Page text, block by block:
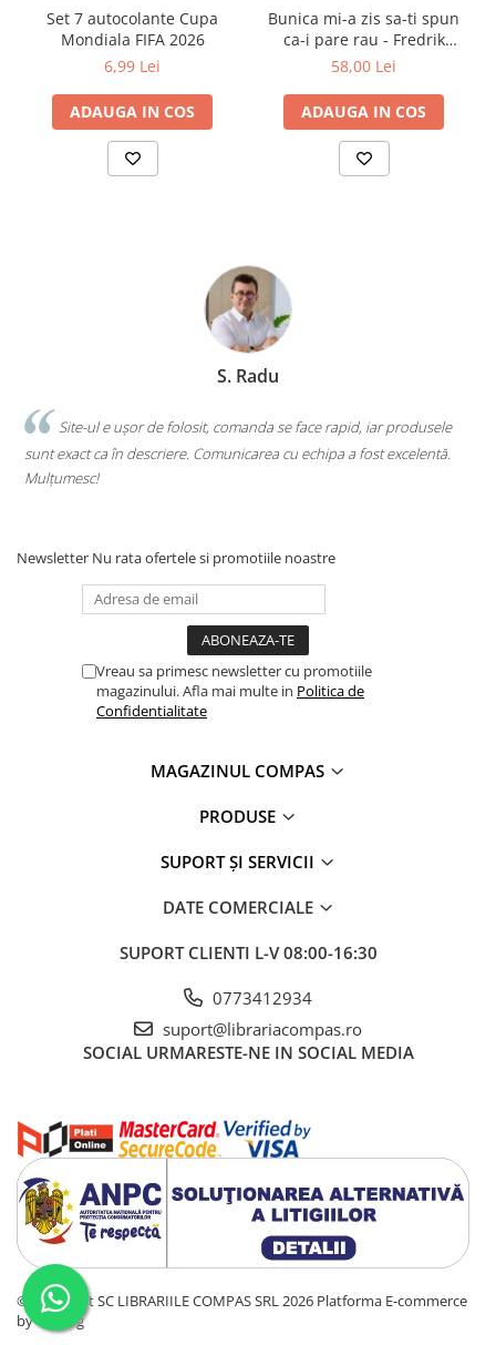
Science-fiction și fantasy
Ficțiune erotică
Ficțiune mitologică și istorică
Romane de dragoste
Poezie și teatru
Romane ilustrate
Istorie și științe sociale
Afaceri și economie
Religie și spiritualitate
Filosofie și eseuri
Limbi străine
Dicționare și ghiduri de conversație
Literatură în limbi străine
Gramatică și vocabulare
Papetărie și articole din hârtie
Registre și plannere
Cuburi din hârtie
Role casa de marcat și indigo
Birotică și accesorii birou
Organizare și arhivare
Bibliorafturi
Dosare
Mape și serviete
Clipboarduri
Plicuri
Set 7 autocolante Cupa
Mondiala FIFA 2026
6,99 Lei
ADAUGA IN COS
Bunica mi-a zis sa-ti spun
ca-i pare rau - Fredrik
Backman
58,00 Lei
ADAUGA IN COS
S. Radu
Site-ul e ușor de folosit, comanda se face rapid, iar produsele
sunt exact ca în descriere. Comunicarea cu echipa a fost excelentă.
Mulțumesc!
Newsletter Nu rata ofertele si promotiile noastre
Vreau sa primesc newsletter cu promotiile
magazinului. Afla mai multe in Politica de
Confidentialitate
MAGAZINUL COMPAS
PRODUSE
SUPORT ȘI SERVICII
DATE COMERCIALE
SUPORT CLIENTI L-V 08:00-16:30
0773412934
suport@librariacompas.ro
SOCIAL URMARESTE-NE IN SOCIAL MEDIA
©Copyright SC LIBRARIILE COMPAS SRL 2026 Platforma E-commerce
by Gomag